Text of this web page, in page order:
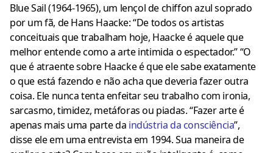
Blue Sail (1964-1965), um lençol de chiffon azul soprado
por um fã, de Hans Haacke: “De todos os artistas
conceituais que trabalham hoje, Haacke é aquele que
melhor entende como a arte intimida o espectador.”“O
que é atraente sobre Haacke é que ele sabe exatamente
o que está fazendo e não acha que deveria fazer outra
coisa. Ele nunca tenta enfeitar seu trabalho com ironia,
sarcasmo, timidez, metáforas ou piadas.“Fazer arte é
apenas mais uma parte da indústria da consciência”,
disse ele em uma entrevista em 1994. Sua maneira de